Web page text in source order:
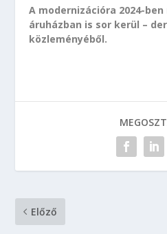
A modernizációra 2024-
áruházban is sor kerül –
közleményéből.
Előző